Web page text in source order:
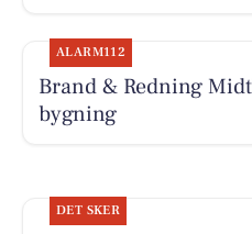
ALARM112
Brand & Redning
bygning
DET SKER